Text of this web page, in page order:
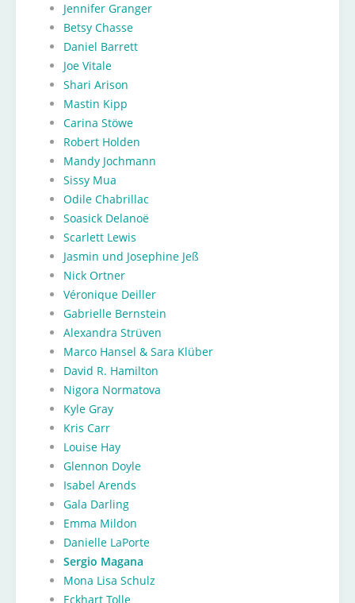
Jennifer Granger
Betsy Chasse
Daniel Barrett
Joe Vitale
Shari Arison
Mastin Kipp
Carina Stöwe
Robert Holden
Mandy Jochmann
Sissy Mua
Odile Chabrillac
Soasick Delanoë
Scarlett Lewis
Jasmin und Josephine Jeß
Nick Ortner
Véronique Deiller
Gabrielle Bernstein
Alexandra Strüven
Marco Hansel & Sara Klüber
David R. Hamilton
Nigora Normatova
Kyle Gray
Kris Carr
Louise Hay
Glennon Doyle
Isabel Arends
Gala Darling
Emma Mildon
Danielle LaPorte
Sergio Magana
Mona Lisa Schulz
Eckhart Tolle